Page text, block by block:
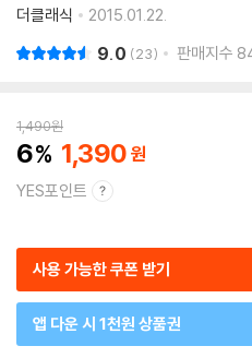
더클래식
2015.01.22.
9.0 23 판매지수
1,490원
6 1,390
YES포인트
사용 가능한 쿠폰 받기
앱 다운 시 1천원 상품권